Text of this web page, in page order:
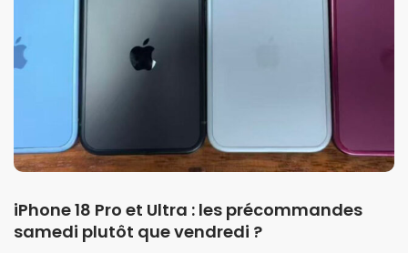
iPhone 18 Pro et Ultra : les précommandes
samedi plutôt que vendredi ?